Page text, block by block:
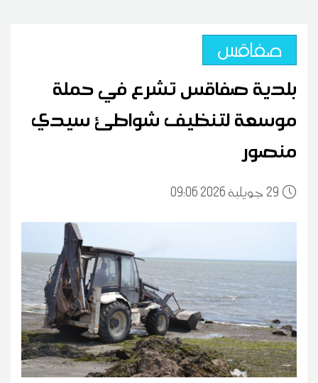
صفاقس
بلدية صفاقس تشرع في حملة
موسعة لتنظيف شواطئ سيدي
منصور
29 09:06 2026 جويلية